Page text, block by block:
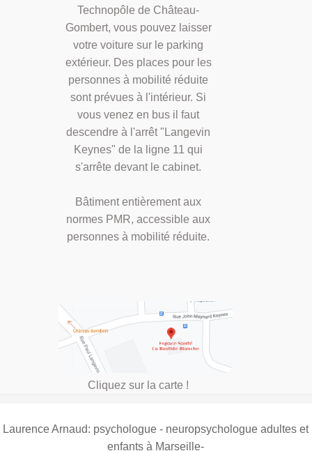
Technopôle de Château-
Gombert, vous pouvez laisser
votre voiture sur le parking
extérieur. Des places pour les
personnes à mobilité réduite
sont prévues à l'intérieur. Si
vous venez en bus il faut
descendre à l'arrêt "Langevin
Keynes" de la ligne 11 qui
s'arrête devant le cabinet.
Bâtiment entièrement aux
normes PMR, accessible aux
personnes à mobilité réduite.
Cliquez sur la carte !
Laurence Arnaud: psychologue - neuropsychologue adultes et
enfants à Marseille-